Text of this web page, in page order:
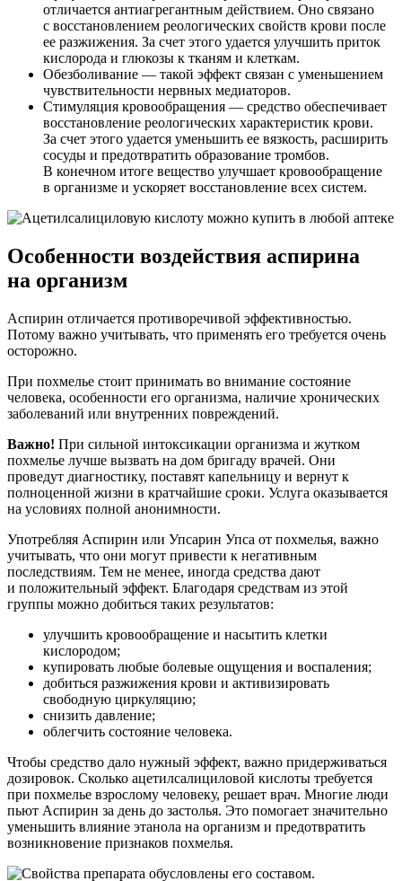
отличается антиагрегантным действием. Оно связано
с восстановлением реологических свойств крови после
ее разжижения. За счет этого удается улучшить приток
кислорода и глюкозы к тканям и клеткам.
Обезболивание — такой эффект связан с уменьшением
чувствительности нервных медиаторов.
Стимуляция кровообращения — средство обеспечивает
восстановление реологических характеристик крови.
За счет этого удается уменьшить ее вязкость, расширить
сосуды и предотвратить образование тромбов.
В конечном итоге вещество улучшает кровообращение
в организме и ускоряет восстановление всех систем.
Особенности воздействия аспирина
на организм
Аспирин отличается противоречивой эффективностью.
Потому важно учитывать, что применять его требуется очень
осторожно.
При похмелье стоит принимать во внимание состояние
человека, особенности его организма, наличие хронических
заболеваний или внутренних повреждений.
Важно! При сильной интоксикации организма и жутком
похмелье лучше вызвать на дом бригаду врачей. Они
проведут диагностику, поставят капельницу и вернут к
полноценной жизни в кратчайшие сроки. Услуга оказывается
на условиях полной анонимности.
Употребляя Аспирин или Упсарин Упса от похмелья, важно
учитывать, что они могут привести к негативным
последствиям. Тем не менее, иногда средства дают
и положительный эффект. Благодаря средствам из этой
группы можно добиться таких результатов:
улучшить кровообращение и насытить клетки
кислородом;
купировать любые болевые ощущения и воспаления;
добиться разжижения крови и активизировать
свободную циркуляцию;
снизить давление;
облегчить состояние человека.
Чтобы средство дало нужный эффект, важно придерживаться
дозировок. Сколько ацетилсалициловой кислоты требуется
при похмелье взрослому человеку, решает врач. Многие люди
пьют Аспирин за день до застолья. Это помогает значительно
уменьшить влияние этанола на организм и предотвратить
возникновение признаков похмелья.